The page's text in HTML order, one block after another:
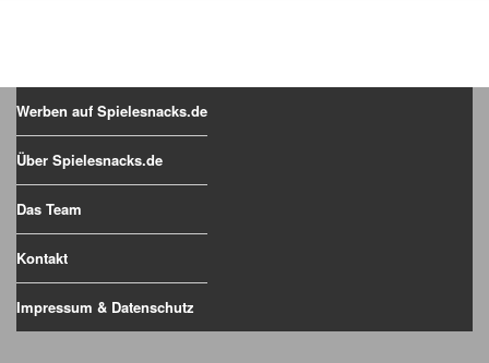
Werben auf Spielesnacks.de
Über Spielesnacks.de
Das Team
Kontakt
Impressum & Datenschutz